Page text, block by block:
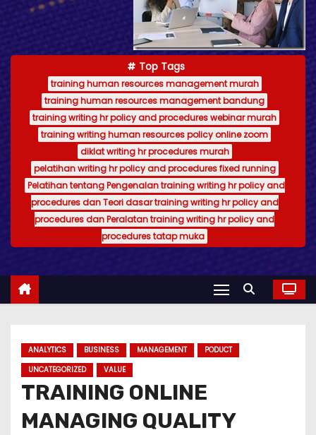
t
Top Tags
training human resources management murah
training human resources management bandung
training writing hr policy and procedures webinar murah
training writing human resources policy online zoom
diklat writing hr procedures murah
pelatihan writing hr policy and procedures fixed running
Pelatihan tentang Pengenalan training writing hr policy and
procedures dan Teori dasar training writing hr policy and
procedures dan Peralatan training writing hr policy and
procedures tatap muka
ANALYTICS BUSINESS MANAGEMENT
PODUCT
UNCATEGORIZED
VALUE
TRAINING ONLINE
MANAGING QUALITY